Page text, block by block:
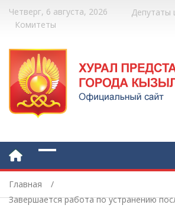
Четверг, 6 августа, 2026
Депутаты
Комитеты
Главная
Завершается работа по устранению